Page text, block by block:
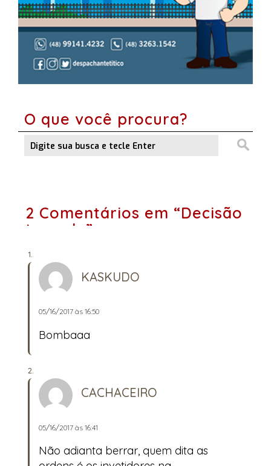
O que você procura?
2 Comentários em “Decisão
tomada”
KASKUDO
05/16/2017 às 16:50
Bombaaa
CACHACEIRO
05/16/2017 às 16:41
Não adianta berrar, quem dita as